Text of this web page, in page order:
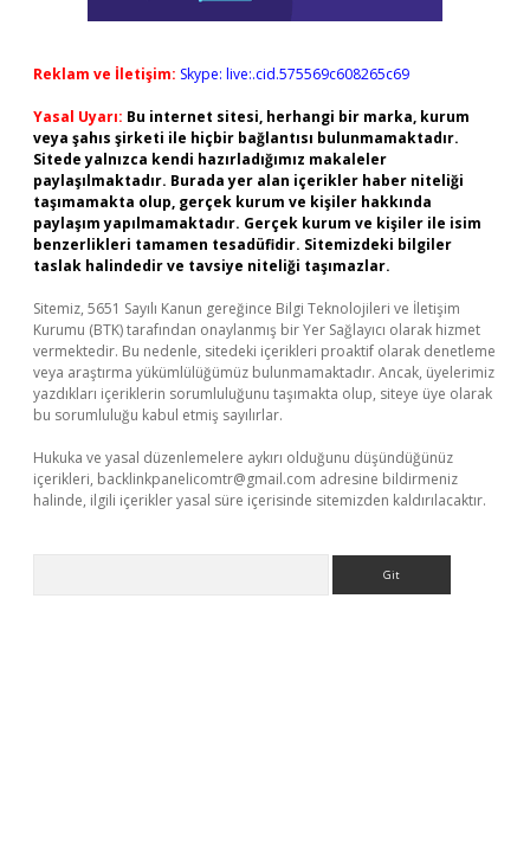
Reklam ve İletişim: Skype: live:.cid.575569c608265c69
Yasal Uyarı: Bu internet sitesi, herhangi bir marka, kurum
veya şahıs şirketi ile hiçbir bağlantısı bulunmamaktadır.
Sitede yalnızca kendi hazırladığımız makaleler
paylaşılmaktadır. Burada yer alan içerikler haber niteliği
taşımamakta olup, gerçek kurum ve kişiler hakkında
paylaşım yapılmamaktadır. Gerçek kurum ve kişiler ile isim
benzerlikleri tamamen tesadüfidir. Sitemizdeki bilgiler
taslak halindedir ve tavsiye niteliği taşımazlar.
Sitemiz, 5651 Sayılı Kanun gereğince Bilgi Teknolojileri ve İletişim
Kurumu (BTK) tarafından onaylanmış bir Yer Sağlayıcı olarak hizmet
vermektedir. Bu nedenle, sitedeki içerikleri proaktif olarak denetleme
veya araştırma yükümlülüğümüz bulunmamaktadır. Ancak, üyelerimiz
yazdıkları içeriklerin sorumluluğunu taşımakta olup, siteye üye olarak
bu sorumluluğu kabul etmiş sayılırlar.
Hukuka ve yasal düzenlemelere aykırı olduğunu düşündüğünüz
içerikleri, backlinkpanelicomtr@gmail.com adresine bildirmeniz
halinde, ilgili içerikler yasal süre içerisinde sitemizden kaldırılacaktır.